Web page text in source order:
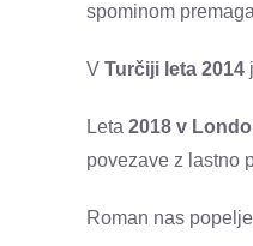
spominom
V Turčiji leta 2014
Leta 2018 v
povezave z lastno
Roman nas